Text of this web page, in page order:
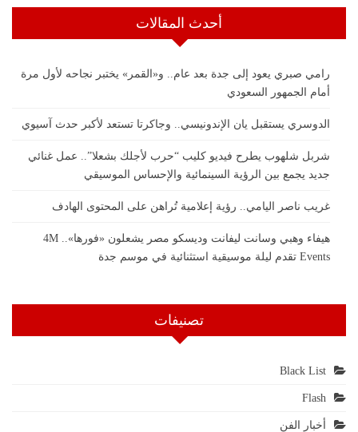
أحدث المقالات
رامي صبري يعود إلى جدة بعد عام.. و«القمر» يختبر نجاحه لأول مرة
أمام الجمهور السعودي
الدوسري يستقبل يان الإندونيسي.. وجاكرتا تستعد لأكبر حدث آسيوي
شربل شلهوب يطرح فيديو كليب “حرب لأجلك بشعلا”.. عمل غنائي
جديد يجمع بين الرؤية السينمائية والإحساس الموسيقي
غريب ناصر اليامي.. رؤية إعلامية تُراهن على المحتوى الهادف
هيفاء وهبي وسانت ليفانت وديسكو مصر يشعلون «فورها».. 4M
Events تقدم ليلة موسيقية استثنائية في موسم جدة
تصنيفات
Black List
Flash
أخبار الفن